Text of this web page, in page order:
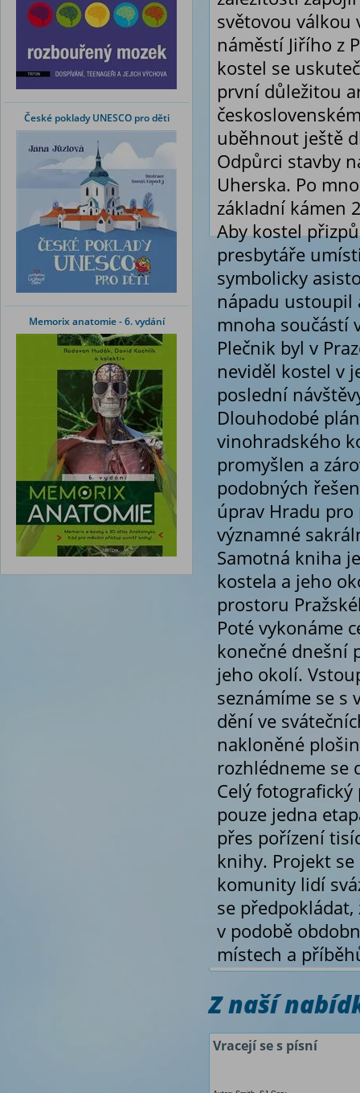
České poklady UNESCO pro děti
Memorix anatomie - 6. vydání
světovou válkou
náměstí Jiřího z
kostel se
první důležitou
uběhnout ještě
Odpůrci stavby
Uherska. Po
základní kámen
Aby kostel
presbytáře
symbolicky
nápadu ustoupil
mnoha součástí
Plečnik byl v
neviděl kostel v
poslední
Dlouhodobé
vinohradského
promyšlen a
podobných
úprav Hradu
významné
Samotná kniha
kostela a jeho
prostoru
Poté vykonáme
konečné dnešní
jeho okolí.
seznámíme se s
dění ve
nakloněné
rozhlédneme se
Celý
pouze jedna
přes pořízení
knihy. Projekt
komunity lidí
se
v podobě
místech a
Z naší
Vracejí se s písní